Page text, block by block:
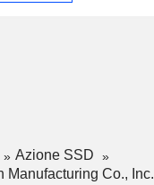
Azione SSD
Manufacturing Co., Inc.